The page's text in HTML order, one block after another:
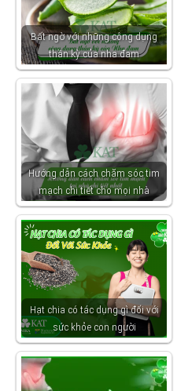
Bất ngờ với những công dụng
thần kỳ của nha đam
Hướng dẫn cách chăm sóc tim
mạch chi tiết cho mọi nhà
Hạt chia có tác dụng gì đối với
sức khỏe con người